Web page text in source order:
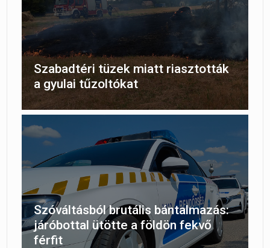
Szabadtéri tüzek miatt riasztották
a gyulai tűzoltókat
Szóváltásból brutális bántalmazás:
járóbottal ütötte a földön fekvő
férfit